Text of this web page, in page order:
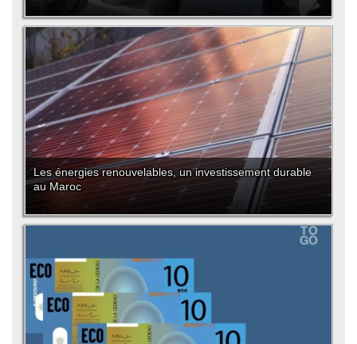
Les énergies renouvelables, un investissement durable
au Maroc